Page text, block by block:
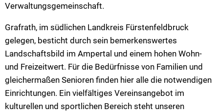
Verwaltungsgemeinschaft.
Grafrath, im südlichen Landkreis Fürstenfeldbruck
gelegen, besticht durch sein bemerkenswertes
Landschaftsbild im Ampertal und einem hohen Wohn-
und Freizeitwert. Für die Bedürfnisse von Familien und
gleichermaßen Senioren finden hier alle die notwendigen
Einrichtungen. Ein vielfältiges Vereinsangebot im
kulturellen und sportlichen Bereich steht unseren